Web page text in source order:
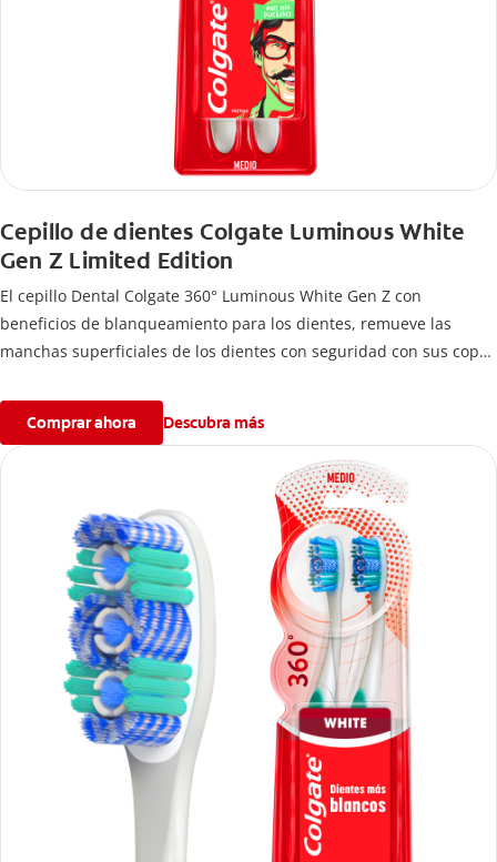
Cepillo de dientes Colgate Luminous White
Gen Z Limited Edition
El cepillo Dental Colgate 360° Luminous White Gen Z con
beneficios de blanqueamiento para los dientes, remueve las
manchas superficiales de los dientes con seguridad con sus copas
continuamente te ayudará a mantener una sonrisa más clara por
más tiempo!
Comprar ahora Descubra más